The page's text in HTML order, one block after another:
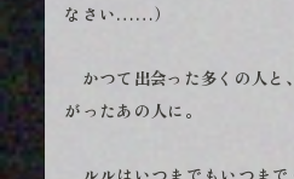
なさい……）
かつて出会った多くの人と
がったあの人に。
ルルはいつまでもいつまで